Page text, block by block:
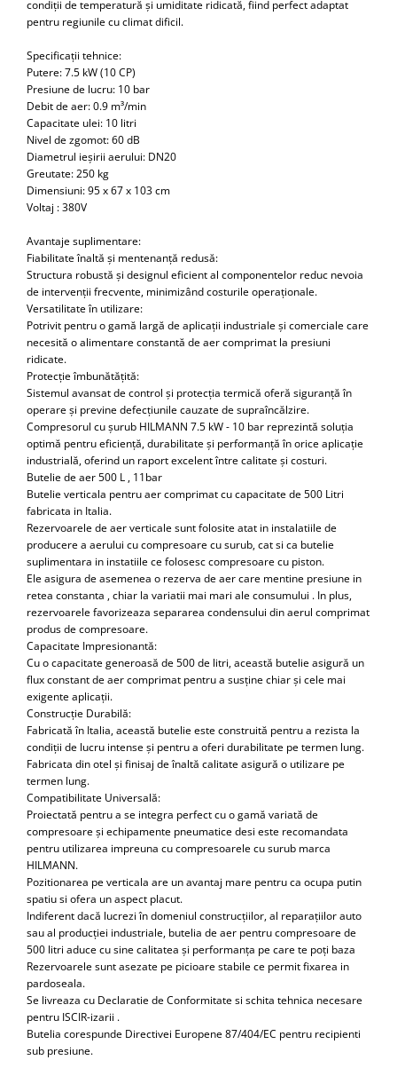
condiții de temperatură și umiditate ridicată, fiind perfect adaptat
pentru regiunile cu climat dificil.
Specificații tehnice:
Putere: 7.5 kW (10 CP)
Presiune de lucru: 10 bar
Debit de aer: 0.9 m³/min
Capacitate ulei: 10 litri
Nivel de zgomot: 60 dB
Diametrul ieșirii aerului: DN20
Greutate: 250 kg
Dimensiuni: 95 x 67 x 103 cm
Voltaj : 380V
Avantaje suplimentare:
Fiabilitate înaltă și mentenanță redusă:
Structura robustă și designul eficient al componentelor reduc nevoia
de intervenții frecvente, minimizând costurile operaționale.
Versatilitate în utilizare:
Potrivit pentru o gamă largă de aplicații industriale și comerciale care
necesită o alimentare constantă de aer comprimat la presiuni
ridicate.
Protecție îmbunătățită:
Sistemul avansat de control și protecția termică oferă siguranță în
operare și previne defecțiunile cauzate de supraîncălzire.
Compresorul cu șurub HILMANN 7.5 kW - 10 bar reprezintă soluția
optimă pentru eficiență, durabilitate și performanță în orice aplicație
industrială, oferind un raport excelent între calitate și costuri.
Butelie de aer 500 L , 11bar
Butelie verticala pentru aer comprimat cu capacitate de 500 Litri
fabricata in Italia.
Rezervoarele de aer verticale sunt folosite atat in instalatiile de
producere a aerului cu compresoare cu surub, cat si ca butelie
suplimentara in instatiile ce folosesc compresoare cu piston.
Ele asigura de asemenea o rezerva de aer care mentine presiune in
retea constanta , chiar la variatii mai mari ale consumului . In plus,
rezervoarele favorizeaza separarea condensului din aerul comprimat
produs de compresoare.
Capacitate Impresionantă:
Cu o capacitate generoasă de 500 de litri, această butelie asigură un
flux constant de aer comprimat pentru a susține chiar și cele mai
exigente aplicații.
Construcție Durabilă:
Fabricată în Italia, această butelie este construită pentru a rezista la
condiții de lucru intense și pentru a oferi durabilitate pe termen lung.
Fabricata din otel și finisaj de înaltă calitate asigură o utilizare pe
termen lung.
Compatibilitate Universală:
Proiectată pentru a se integra perfect cu o gamă variată de
compresoare și echipamente pneumatice desi este recomandata
pentru utilizarea impreuna cu compresoarele cu surub marca
HILMANN.
Pozitionarea pe verticala are un avantaj mare pentru ca ocupa putin
spatiu si ofera un aspect placut.
Indiferent dacă lucrezi în domeniul construcțiilor, al reparațiilor auto
sau al producției industriale, butelia de aer pentru compresoare de
500 litri aduce cu sine calitatea și performanța pe care te poți baza
Rezervoarele sunt asezate pe picioare stabile ce permit fixarea in
pardoseala.
Se livreaza cu Declaratie de Conformitate si schita tehnica necesare
pentru ISCIR-izarii .
Butelia corespunde Directivei Europene 87/404/EC pentru recipienti
sub presiune.